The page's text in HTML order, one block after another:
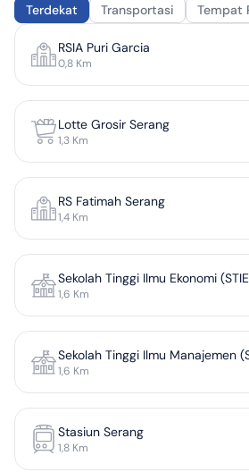
Terdekat Transportasi Tempat
RSIA Puri Garcia
0,8 Km
Lotte Grosir Serang
1,3 Km
RS Fatimah Serang
1,4 Km
Sekolah Tinggi Ilmu Ekonomi
1,6 Km
Sekolah Tinggi Ilmu Manajemen
1,6 Km
Stasiun Serang
1,8 Km